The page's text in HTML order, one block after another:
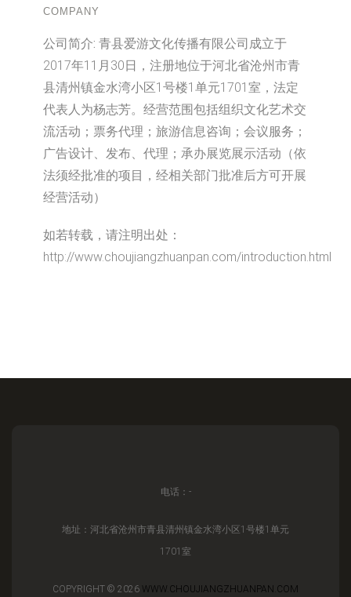
COMPANY
公司简介: 青县爱游文化传播有限公司成立于
2017年11月30日，注册地位于河北省沧州市青
县清州镇金水湾小区1号楼1单元1701室，法定
代表人为杨志芳。经营范围包括组织文化艺术交
流活动；票务代理；旅游信息咨询；会议服务；
广告设计、发布、代理；承办展览展示活动（依
法须经批准的项目，经相关部门批准后方可开展
经营活动）
如若转载，请注明出处：
http://www.choujiangzhuanpan.com/introduction.html
电话：-
地址：河北省沧州市青县清州镇金水湾小区1号楼1单元
1701室
COPYRIGHT © 2026 WWW.CHOUJIANGZHUANPAN.COM